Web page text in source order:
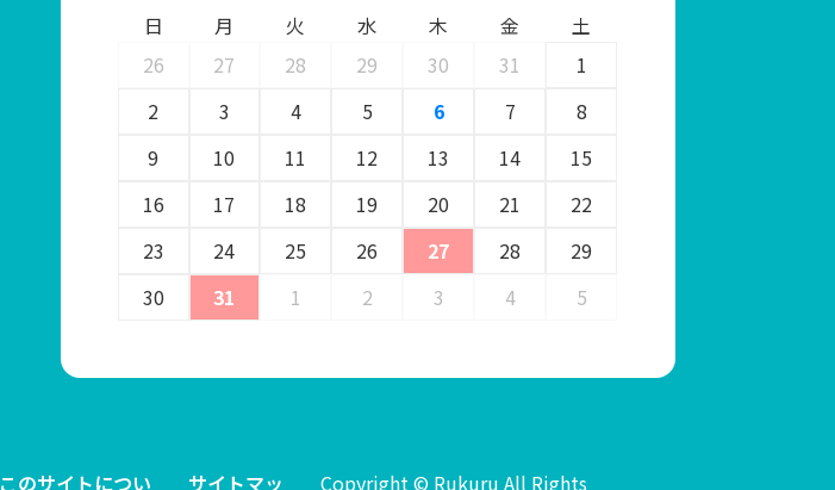
日
月 火 水 木 金
土
26
27 28 29 30 31
1
2
3 4 5 6 7
8
9
10 11 12 13 14
15
16
17 18 19 20 21
22
23
24 25 26 27 28
29
30
31 1 2 3 4 5
このサイトについ サイトマッ Copyright © Rukuru All Rights